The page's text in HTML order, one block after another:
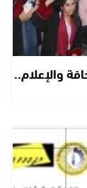
والإعلام..